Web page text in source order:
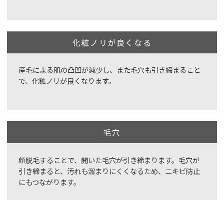
化粧ノリが良くなる
産毛による肌の凸凹が減少し、また毛穴も引き締まること
で、化粧ノリが良くなります。
毛穴
顔脱毛することで、開いた毛穴が引き締まります。毛穴が
引き締まると、汚れも溜まりにくくなるため、ニキビ防止
にもつながります。